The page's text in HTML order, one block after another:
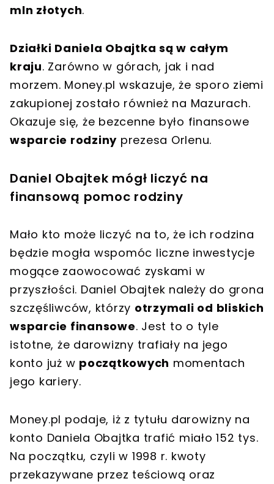
mln złotych.
Działki Daniela Obajtka są w całym
kraju. Zarówno w górach, jak i nad
morzem. Money.pl wskazuje, że sporo ziemi
zakupionej zostało również na Mazurach.
Okazuje się, że bezcenne było finansowe
wsparcie rodziny prezesa Orlenu.
Daniel Obajtek mógł liczyć na
finansową pomoc rodziny
Mało kto może liczyć na to, że ich rodzina
będzie mogła wspomóc liczne inwestycje
mogące zaowocować zyskami w
przyszłości. Daniel Obajtek należy do grona
szczęśliwców, którzy otrzymali od bliskich
wsparcie finansowe. Jest to o tyle
istotne, że darowizny trafiały na jego
konto już w początkowych momentach
jego kariery.
Money.pl podaje, iż z tytułu darowizny na
konto Daniela Obajtka trafić miało 152 tys.
Na początku, czyli w 1998 r. kwoty
przekazywane przez teściową oraz